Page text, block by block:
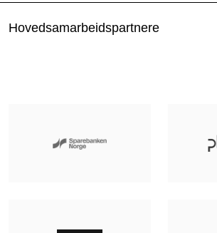
Hovedsamarbeidspartnere